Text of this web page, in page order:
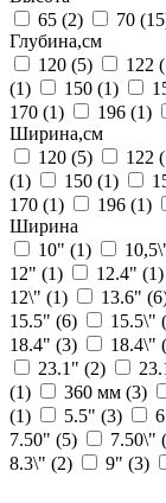
65 (2) 70
Глубина,см
120 (5) 122
(1)
150 (1)
170 (1) 196 (1)
Ширина,см
120 (5) 122
(1)
150 (1)
170 (1) 196 (1)
Ширина
10" (1)
12" (1) 12.4" (1)
12\" (1) 13.6"
15.5" (6) 15.5\"
18.4" (3) 18.4\"
23.1" (2)
(1)
360 мм (3)
(1)
5.5" (3)
7.50" (5) 7.50\"
8.3\" (2) 9" (3)